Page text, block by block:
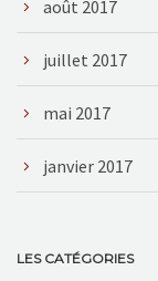
août 2017
juillet 2017
mai 2017
janvier 2017
LES CATÉGORIES